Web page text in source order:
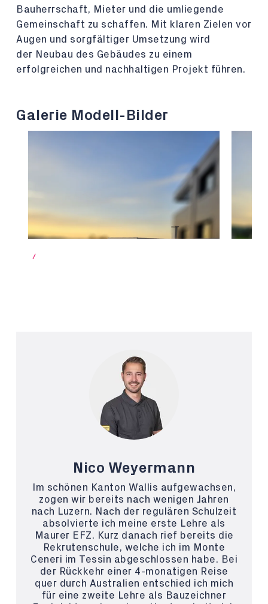
Bauherrschaft, Mieter und die umliegende
Gemeinschaft zu schaffen. Mit klaren Zielen vor
Augen und sorgfältiger Umsetzung wird
der Neubau des Gebäudes zu einem
erfolgreichen und nachhaltigen Projekt führen.
Galerie Modell-Bilder
/
Nico Weyermann
Im schönen Kanton Wallis aufgewachsen,
zogen wir bereits nach wenigen Jahren
nach Luzern. Nach der regulären Schulzeit
absolvierte ich meine erste Lehre als
Maurer EFZ. Kurz danach rief bereits die
Rekrutenschule, welche ich im Monte
Ceneri im Tessin abgeschlossen habe. Bei
der Rückkehr einer 4-monatigen Reise
quer durch Australien entschied ich mich
für eine zweite Lehre als Bauzeichner